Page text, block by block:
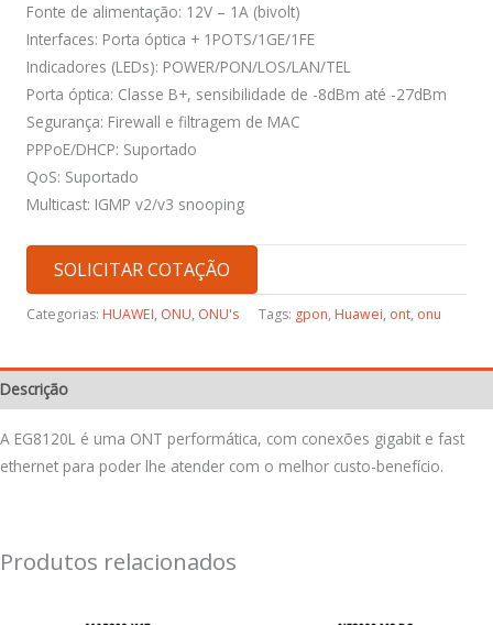
Fonte de alimentação: 12V – 1A (bivolt)
Interfaces: Porta óptica + 1POTS/1GE/1FE
Indicadores (LEDs): POWER/PON/LOS/LAN/TEL
Porta óptica: Classe B+, sensibilidade de -8dBm até -27dBm
Segurança: Firewall e filtragem de MAC
PPPoE/DHCP: Suportado
QoS: Suportado
Multicast: IGMP v2/v3 snooping
SOLICITAR COTAÇÃO
Categorias: HUAWEI, ONU, ONU's Tags: gpon, Huawei, ont, onu
Descrição
A EG8120L é uma ONT performática, com conexões gigabit e fast
ethernet para poder lhe atender com o melhor custo-benefício.
Produtos relacionados